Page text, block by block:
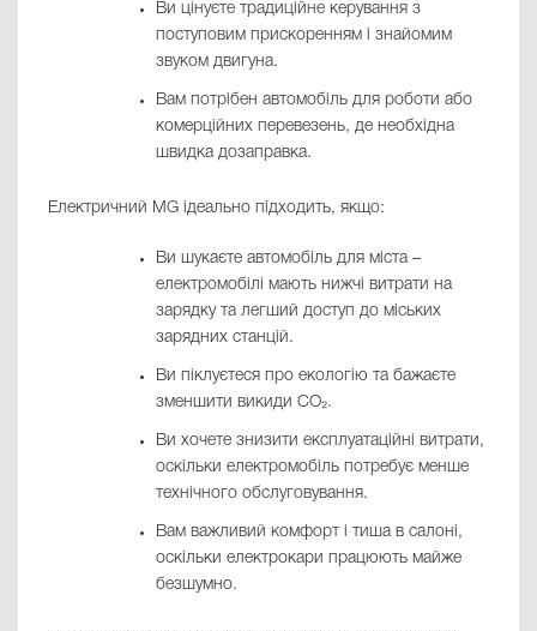
Ви цінуєте традиційне керування з
поступовим прискоренням і знайомим
звуком двигуна.
Вам потрібен автомобіль для роботи або
комерційних перевезень, де необхідна
швидка дозаправка.
Електричний MG ідеально підходить, якщо:
Ви шукаєте автомобіль для міста –
електромобілі мають нижчі витрати на
зарядку та легший доступ до міських
зарядних станцій.
Ви піклуєтеся про екологію та бажаєте
зменшити викиди CO₂.
Ви хочете знизити експлуатаційні витрати,
оскільки електромобіль потребує менше
технічного обслуговування.
Вам важливий комфорт і тиша в салоні,
оскільки електрокари працюють майже
безшумно.